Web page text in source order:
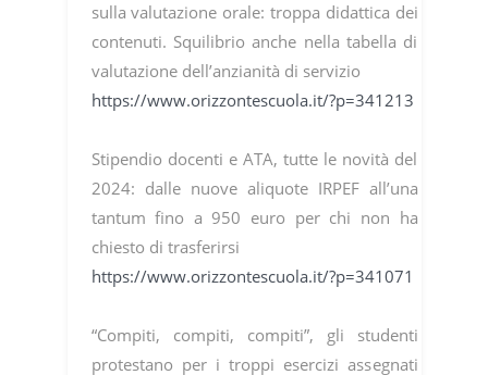
sulla valutazione orale: troppa didattica dei
contenuti. Squilibrio anche nella tabella di
valutazione dell’anzianità di servizio
https://www.orizzontescuola.it/?p=341213
Stipendio docenti e ATA, tutte le novità del
2024: dalle nuove aliquote IRPEF all’una
tantum fino a 950 euro per chi non ha
chiesto di trasferirsi
https://www.orizzontescuola.it/?p=341071
“Compiti, compiti, compiti”, gli studenti
protestano per i troppi esercizi assegnati